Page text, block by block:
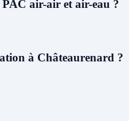
l'été), nous faisons notre
PAC air-air et air-eau ?
souffle directement de l'air
chauffant) et peut aussi
remplace avantageusement
à MaPrimeRénov'.
à Châteaurenard ?